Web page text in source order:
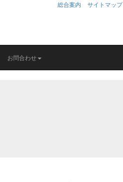
総合案内 サイトマップ
お問合わせ